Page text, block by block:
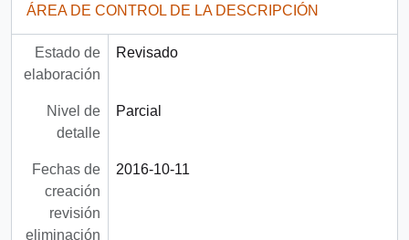
ÁREA DE CONTROL DE LA DESCRIPCIÓN
Estado de
elaboración
Revisado
Nivel de
detalle
Parcial
Fechas de
creación
revisión
eliminación
2016-10-11